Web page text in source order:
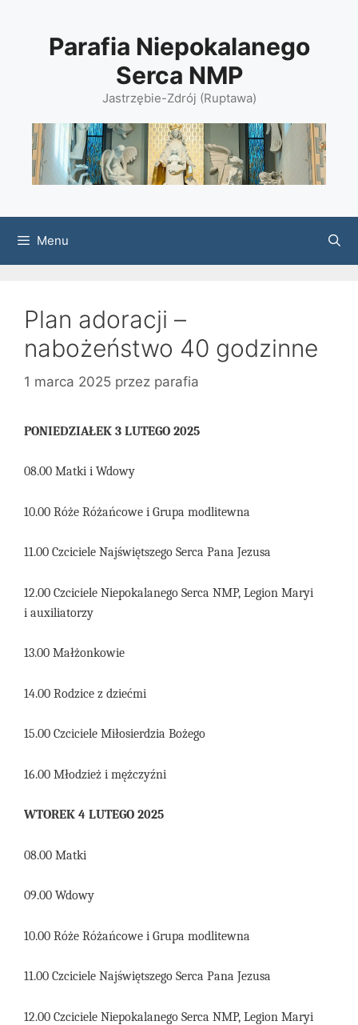
Parafia Niepokalanego
Serca NMP
Jastrzębie-Zdrój (Ruptawa)
Menu
Plan adoracji –
nabożeństwo 40 godzinne
1 marca 2025 przez parafia
PONIEDZIAŁEK 3 LUTEGO 2025
08.00 Matki i Wdowy
10.00 Róże Różańcowe i Grupa modlitewna
11.00 Czciciele Najświętszego Serca Pana Jezusa
12.00 Czciciele Niepokalanego Serca NMP, Legion Maryi
i auxiliatorzy
13.00 Małżonkowie
14.00 Rodzice z dziećmi
15.00 Czciciele Miłosierdzia Bożego
16.00 Młodzież i mężczyźni
WTOREK 4 LUTEGO 2025
08.00 Matki
09.00 Wdowy
10.00 Róże Różańcowe i Grupa modlitewna
11.00 Czciciele Najświętszego Serca Pana Jezusa
12.00 Czciciele Niepokalanego Serca NMP, Legion Maryi